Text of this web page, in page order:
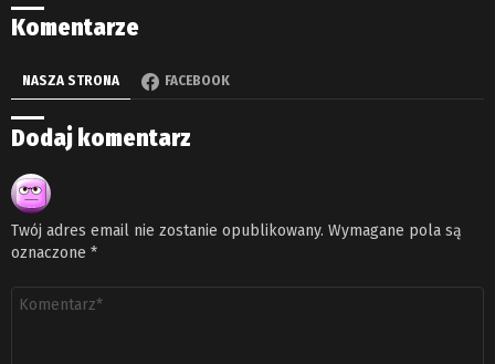
Komentarze
NASZA STRONA FACEBOOK
Dodaj komentarz
Twój adres email nie zostanie opublikowany. Wymagane pola są
oznaczone *